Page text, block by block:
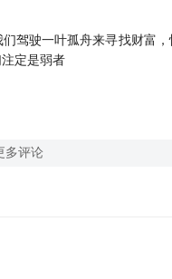
驾驶一叶孤舟来寻找财富
定是弱者
多评论